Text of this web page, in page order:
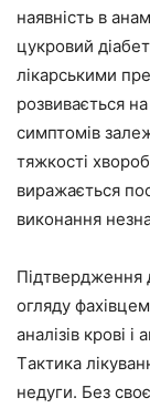
наявність в
цукровий
лікарськими
розвивається
симптомів
тяжкості
виражається
виконання
Підтвердження
огляду
аналізів крові
Тактика
недуги. Без